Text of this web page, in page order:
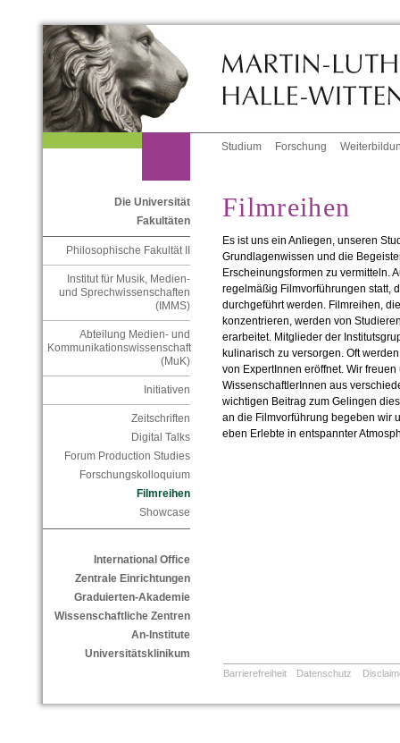
Studium Forschung
Die Universität
Fakultäten
Philosophische Fakultät II
Institut für Musik, Medien-
und Sprechwissenschaften
(IMMS)
Abteilung Medien- und
Kommunikationswissenschaft
(MuK)
Initiativen
Zeitschriften
Digital Talks
Forum Production Studies
Forschungskolloquium
Filmreihen
Showcase
International Office
Zentrale Einrichtungen
Graduierten-Akademie
Wissenschaftliche Zentren
An-Institute
Universitätsklinikum
Filmreihen
Es ist uns ein Anliegen, unseren
Grundlagenwissen und die
Erscheinungsformen zu vermitteln.
regelmäßig Filmvorführungen statt,
durchgeführt werden. Filmreihen,
konzentrieren, werden von
erarbeitet. Mitglieder der
kulinarisch zu versorgen. Oft
von ExpertInnen eröffnet. Wir
WissenschaftlerInnen aus
wichtigen Beitrag zum Gelingen
an die Filmvorführung begeben wir
eben Erlebte in entspannter
Barrierefreiheit Datenschutz